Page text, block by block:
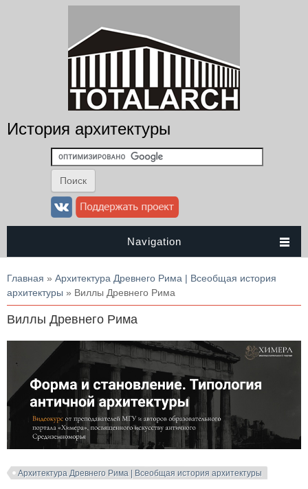
История архитектуры
Navigation
Вы здесь
Главная » Архитектура Древнего Рима | Всеобщая история
архитектуры » Виллы Древнего Рима
Виллы Древнего Рима
Архитектура Древнего Рима | Всеобщая история архитектуры